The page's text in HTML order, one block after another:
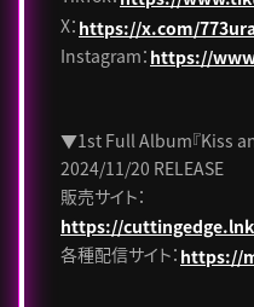
X： https://x.com/
Instagram： https://
▼1st Full Album『Kiss
2024/11/20 RELEASE
販売サイト：
https://
各種配信サイト： https://